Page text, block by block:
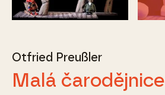
Otfried Preußler
Malá čarodějnice